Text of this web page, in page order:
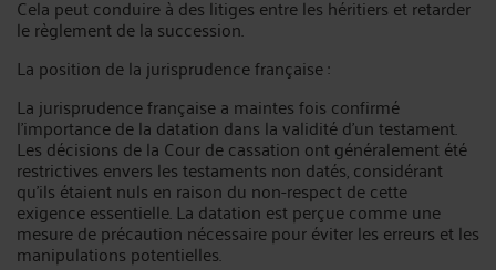
Cela peut conduire à des litiges entre les héritiers et retarder
le règlement de la succession.
La position de la jurisprudence française :
La jurisprudence française a maintes fois confirmé
l'importance de la datation dans la validité d'un testament.
Les décisions de la Cour de cassation ont généralement été
restrictives envers les testaments non datés, considérant
qu'ils étaient nuls en raison du non-respect de cette
exigence essentielle. La datation est perçue comme une
mesure de précaution nécessaire pour éviter les erreurs et les
manipulations potentielles.